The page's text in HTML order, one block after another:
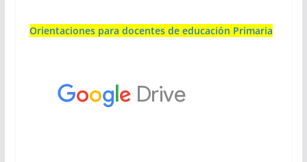
Orientaciones para docentes de educación Primaria